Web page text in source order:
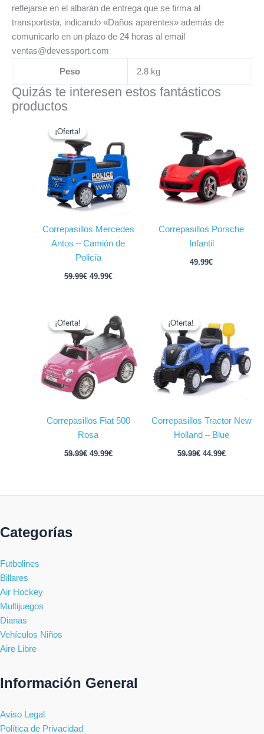
reflejarse en el albarán de entrega que se firma al
transportista, indicando «Daños aparentes» además de
comunicarlo en un plazo de 24 horas al email
ventas@devessport.com
Peso 2.8 kg
Quizás te interesen estos fantásticos
productos
¡Oferta!
¡Oferta!
Correpasillos Mercedes
Antos – Camión de
Policía
59.99€
era:
59.99€.
49.99€
es:
49.99€.
Correpasillos Porsche
Infantil
49.99€
¡Oferta!
¡Oferta!
Correpasillos Fiat 500
Rosa
59.99€
precio
original
era:
59.99€.
49.99€
precio
actual
es:
49.99€.
¡Oferta!
¡Oferta!
Correpasillos Tractor New
Holland – Blue
59.99€
original
era:
59.99€.
44.99€
actual
es:
44.99€.
Categorías
Futbolines
Billares
Air Hockey
Multijuegos
Dianas
Vehículos Niños
Aire Libre
Información General
Aviso Legal
Política de Privacidad